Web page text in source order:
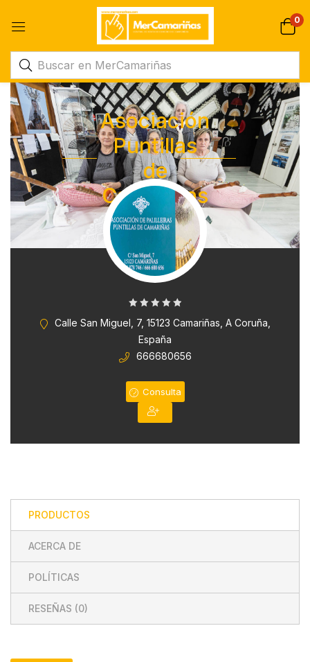
0
Asociación
Puntillas
de
Camarinas
0
Calle San Miguel, 7, 15123 Camariñas, A Coruña,
España
666680656
Consulta
PRODUCTOS
ACERCA DE
POLÍTICAS
RESEÑAS (0)